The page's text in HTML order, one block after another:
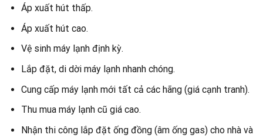
Áp xuất hút thấp.
Áp xuất hút cao.
Vệ sinh máy lạnh định kỳ.
Lắp đặt, di dời máy lạnh nhanh chóng.
Cung cấp máy lạnh mới tất cả các hãng (giá cạnh tranh).
Thu mua máy lạnh cũ giá cao.
Nhận thi công lắp đặt ống đồng (âm ống gas) cho nhà và